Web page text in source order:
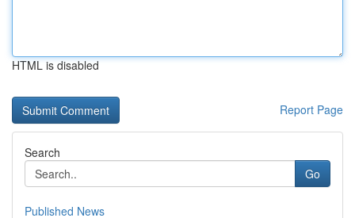
HTML is disabled
Report Page
Search
Go
Published News